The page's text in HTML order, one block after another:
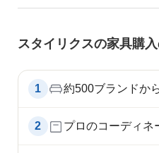
スタイリクスの家具購
1 約500ブランドか
2 プロのコーディネ